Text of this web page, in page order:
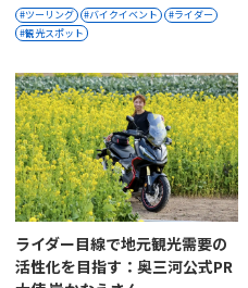
ツーリング バイクイベント
ライダー
観光スポット
ライダー目線で地元観光需要の
活性化を目指す：奥三河公式PR